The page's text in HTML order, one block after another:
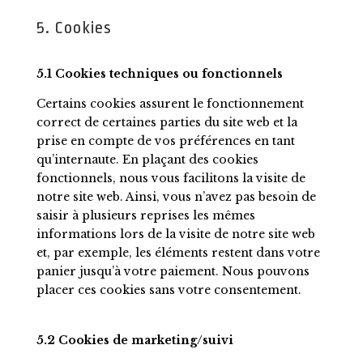
5. Cookies
5.1 Cookies techniques ou fonctionnels
Certains cookies assurent le fonctionnement
correct de certaines parties du site web et la
prise en compte de vos préférences en tant
qu’internaute. En plaçant des cookies
fonctionnels, nous vous facilitons la visite de
notre site web. Ainsi, vous n’avez pas besoin de
saisir à plusieurs reprises les mêmes
informations lors de la visite de notre site web
et, par exemple, les éléments restent dans votre
panier jusqu’à votre paiement. Nous pouvons
placer ces cookies sans votre consentement.
5.2 Cookies de marketing/suivi